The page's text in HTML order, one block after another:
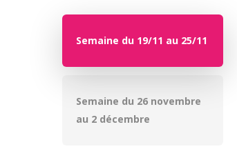
Semaine du 19/11 au 25/11
Semaine du 26 novembre
au 2 décembre